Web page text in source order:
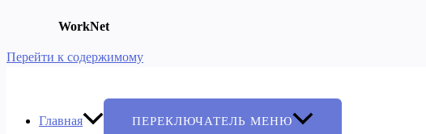
WorkNet
Перейти к содержимому
Главная ПЕРЕКЛЮЧАТЕЛЬ МЕНЮ